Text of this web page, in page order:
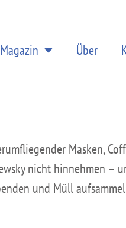
Magazin Über
Masken,
nicht hinnehmen –
und Müll